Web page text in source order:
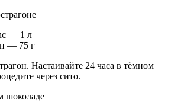
— 1 л
— 75 г
Настаивайте 24 часа в тёмном
через сито.
шоколаде